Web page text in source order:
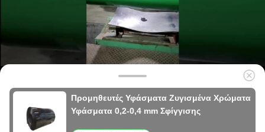
Προμηθευτές Υφάσματα Ζυγισμένα Χρώματα
Υφάσματα 0,2-0,4 mm Σφίγγισης